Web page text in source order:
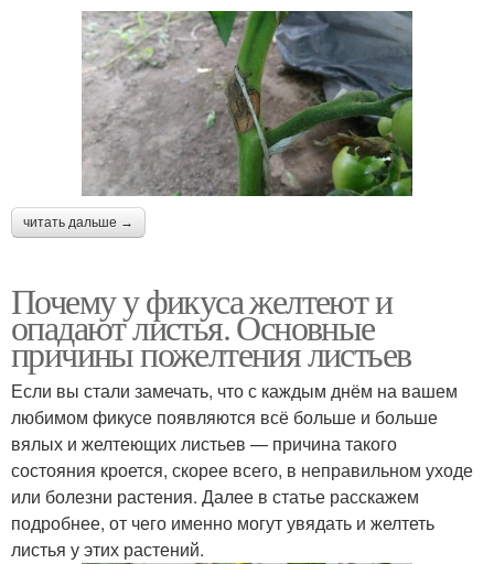
читать дальше →
Почему у фикуса желтеют и
опадают листья. Основные
причины пожелтения листьев
Если вы стали замечать, что с каждым днём на вашем
любимом фикусе появляются всё больше и больше
вялых и желтеющих листьев — причина такого
состояния кроется, скорее всего, в неправильном уходе
или болезни растения. Далее в статье расскажем
подробнее, от чего именно могут увядать и желтеть
листья у этих растений.